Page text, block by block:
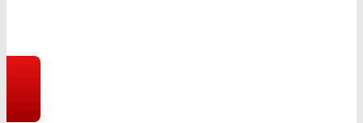
NA PRAVOU STRANU!